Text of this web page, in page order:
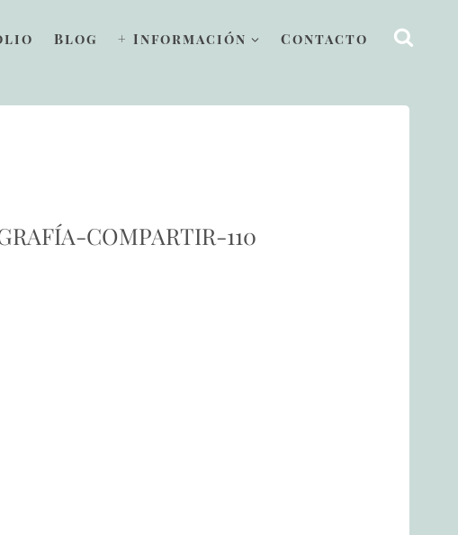
Blog + Información Contacto
COMPARTIR-110